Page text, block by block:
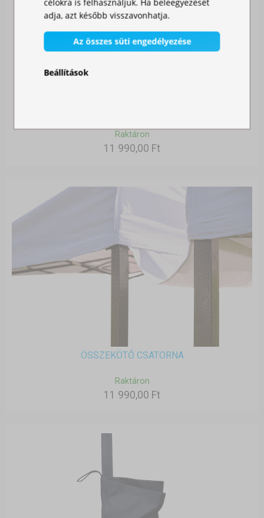
Raktáron
11 990,00 Ft
ÖSSZEKÖTŐ CSATORNA
Raktáron
11 990,00 Ft
célokra is felhasználjuk. Ha beleegyezését
adja, azt később visszavonhatja.
Az összes süti engedélyezése
Beállítások